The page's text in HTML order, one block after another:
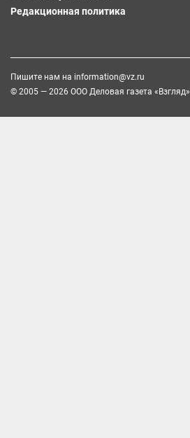
Редакционная политика
Пишите нам на information@vz.ru
© 2005 — 2026 ООО Деловая газета «Взгляд»